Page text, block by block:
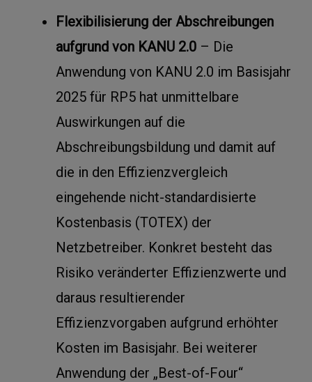
Flexibilisierung der Abschreibungen
aufgrund von KANU 2.0 – Die
Anwendung von KANU 2.0 im Basisjahr
2025 für RP5 hat unmittelbare
Auswirkungen auf die
Abschreibungsbildung und damit auf
die in den Effizienzvergleich
eingehende nicht-standardisierte
Kostenbasis (TOTEX) der
Netzbetreiber. Konkret besteht das
Risiko veränderter Effizienzwerte und
daraus resultierender
Effizienzvorgaben aufgrund erhöhter
Kosten im Basisjahr. Bei weiterer
Anwendung der „Best-of-Four“